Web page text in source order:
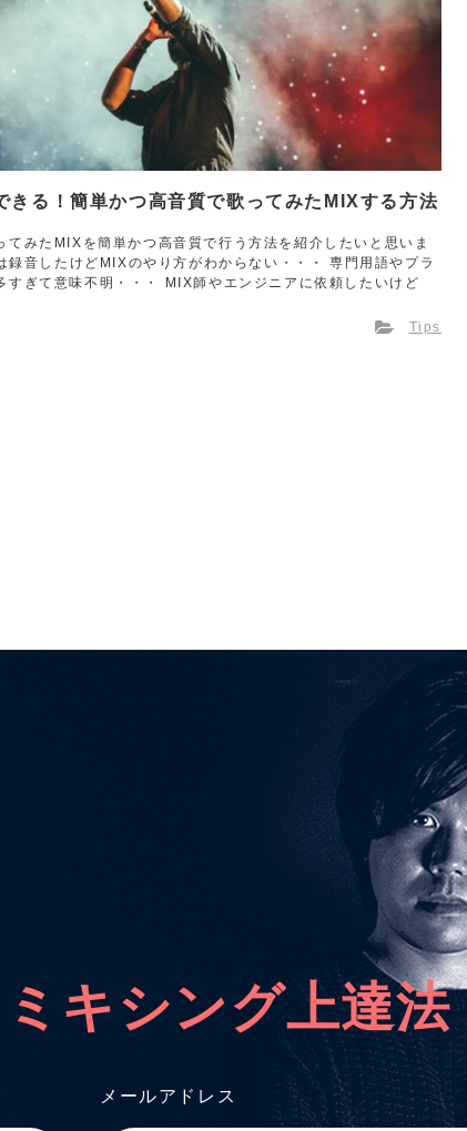
きる！簡単かつ高音質で歌ってみたMIXする方法
てみたMIXを簡単かつ高音質で行う方法を紹介したいと思いま
音したけどMIXのやり方がわからない・・・ 専門用語やプラ
すぎて意味不明・・・ MIX師やエンジニアに依頼したいけど
Tips
キシング上達法
メールアドレス